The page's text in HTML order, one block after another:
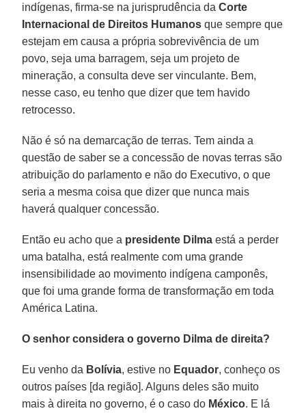
indígenas, firma-se na jurisprudência daCorte
Internacional de Direitos Humanos que sempre que
estejam em causa a própria sobrevivência de um
povo, seja uma barragem, seja um projeto de
mineração, a consulta deve ser vinculante. Bem,
nesse caso, eu tenho que dizer que tem havido
retrocesso.
Não é só na demarcação de terras. Tem ainda a
questão de saber se a concessão de novas terras são
atribuição do parlamento e não do Executivo, o que
seria a mesma coisa que dizer que nunca mais
haverá qualquer concessão.
Então eu acho que a presidente Dilma está a perder
uma batalha, está realmente com uma grande
insensibilidade ao movimento indígena camponês,
que foi uma grande forma de transformação em toda
América Latina.
O senhor considera o governo Dilma de direita?
Eu venho da Bolívia, estive no Equador, conheço os
outros países [da região]. Alguns deles são muito
mais à direita no governo, é o caso do México. E lá